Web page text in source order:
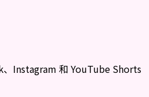
Instagram 和 YouTube Shorts